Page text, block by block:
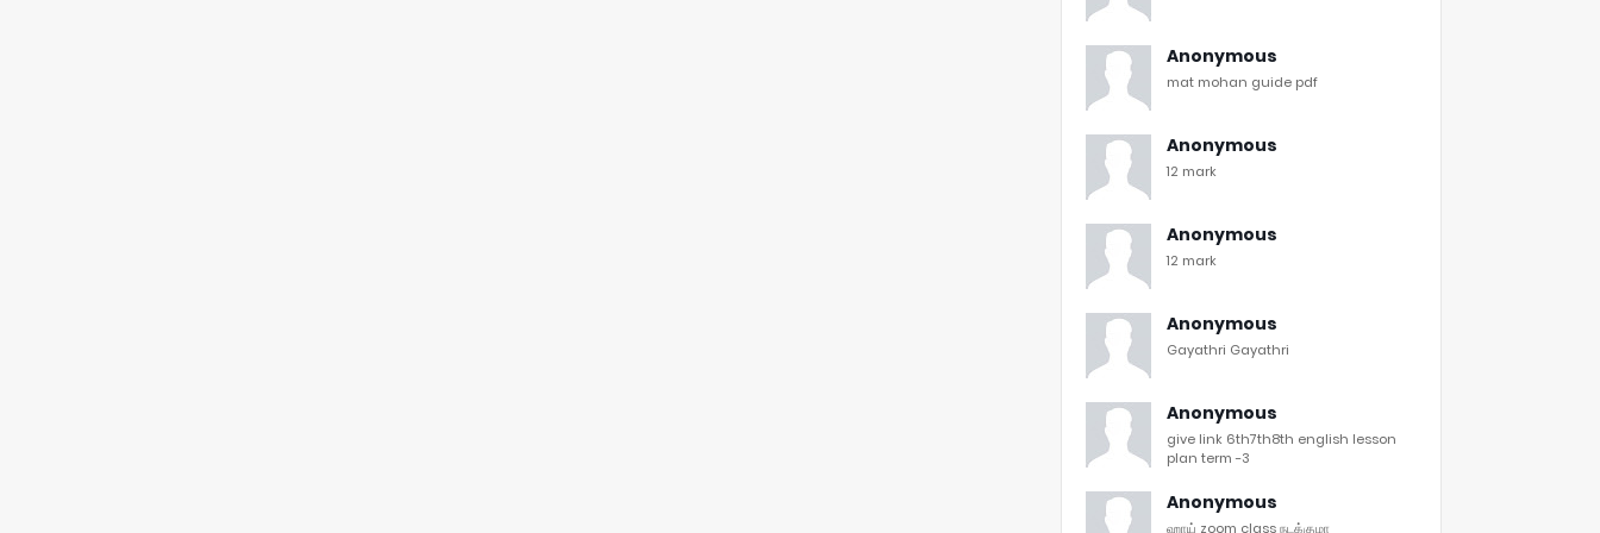
Anonymous
mat mohan guide pdf
Anonymous
12 mark
Anonymous
12 mark
Anonymous
Gayathri Gayathri
Anonymous
give link 6th7th8th english lesson
plan term -3
Anonymous
ஹாய் zoom class நடக்குமா